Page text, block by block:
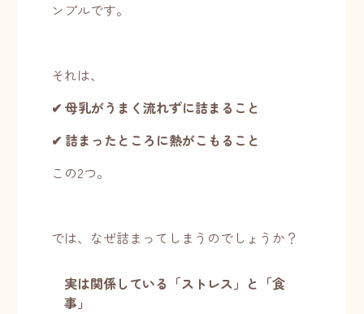
ンプルです。
それは、
✔ 母乳がうまく流れずに詰まること
✔ 詰まったところに熱がこもること
この2つ。
では、なぜ詰まってしまうのでしょうか？
実は関係している「ストレス」と「食
事」